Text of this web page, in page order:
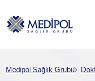
Medipol Sağlık Grubu